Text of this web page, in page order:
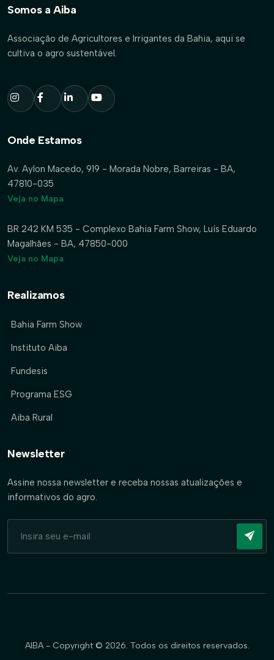
Somos a Aiba
Associação de Agricultores e Irrigantes da Bahia, aqui se
cultiva o agro sustentável.
Onde Estamos
Av. Aylon Macedo, 919 - Morada Nobre, Barreiras - BA,
47810-035
Veja no Mapa
BR 242 KM 535 - Complexo Bahia Farm Show, Luís Eduardo
Magalhães - BA, 47850-000
Veja no Mapa
Realizamos
Bahia Farm Show
Instituto Aiba
Fundesis
Programa ESG
Aiba Rural
Newsletter
Assine nossa newsletter e receba nossas atualizações e
informativos do agro.
AIBA - Copyright © 2026. Todos os direitos reservados.